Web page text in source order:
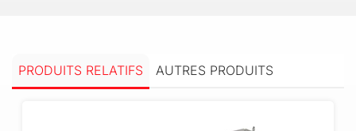
PRODUITS RELATIFS AUTRES PRODUITS